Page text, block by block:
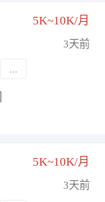
5K~10K/月
3天前
...
5K~10K/月
3天前